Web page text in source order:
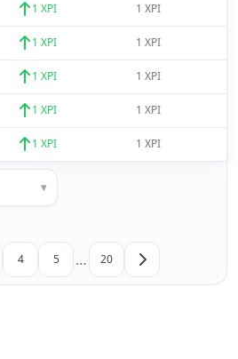
1 XPI 1 XPI
1 XPI 1 XPI
1 XPI 1 XPI
1 XPI 1 XPI
1 XPI 1 XPI
▾
4 5 … 20